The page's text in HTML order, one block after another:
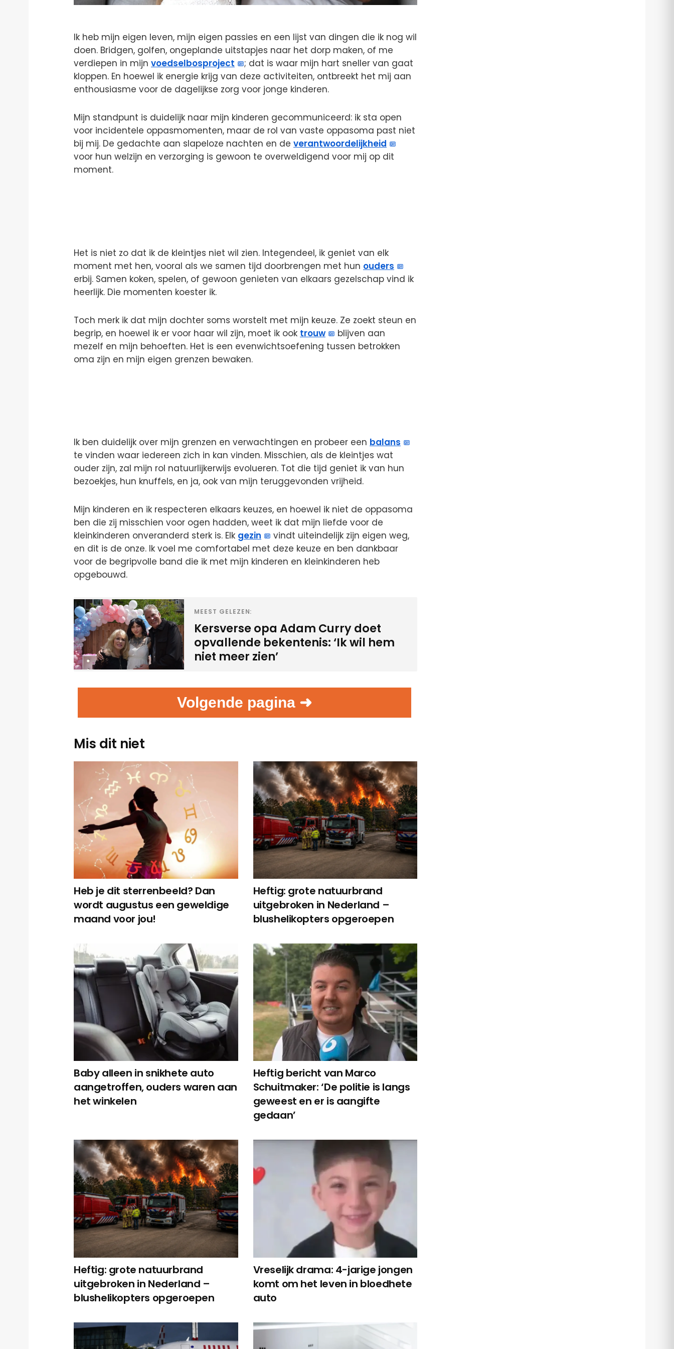
Ik heb mijn eigen leven, mijn eigen passies en een lijst van dingen die ik nog wil
doen. Bridgen, golfen, ongeplande uitstapjes naar het dorp maken, of me
verdiepen in mijn voedselbosproject
; dat is waar mijn hart sneller van gaat
kloppen. En hoewel ik energie krijg van deze activiteiten, ontbreekt het mij aan
enthousiasme voor de dagelijkse zorg voor jonge kinderen.
Mijn standpunt is duidelijk naar mijn kinderen gecommuniceerd: ik sta open
voor incidentele oppasmomenten, maar de rol van vaste oppasoma past niet
bij mij. De gedachte aan slapeloze nachten en de verantwoordelijkheid
voor hun welzijn en verzorging is gewoon te overweldigend voor mij op dit
moment.
Het is niet zo dat ik de kleintjes niet wil zien. Integendeel, ik geniet van elk
moment met hen, vooral als we samen tijd doorbrengen met hun ouders
erbij. Samen koken, spelen, of gewoon genieten van elkaars gezelschap vind ik
heerlijk. Die momenten koester ik.
Toch merk ik dat mijn dochter soms worstelt met mijn keuze. Ze zoekt steun en
begrip, en hoewel ik er voor haar wil zijn, moet ik ook trouw
blijven aan
mezelf en mijn behoeften. Het is een evenwichtsoefening tussen betrokken
oma zijn en mijn eigen grenzen bewaken.
Ik ben duidelijk over mijn grenzen en verwachtingen en probeer een balans
te vinden waar iedereen zich in kan vinden. Misschien, als de kleintjes wat
ouder zijn, zal mijn rol natuurlijkerwijs evolueren. Tot die tijd geniet ik van hun
bezoekjes, hun knuffels, en ja, ook van mijn teruggevonden vrijheid.
Mijn kinderen en ik respecteren elkaars keuzes, en hoewel ik niet de oppasoma
ben die zij misschien voor ogen hadden, weet ik dat mijn liefde voor de
kleinkinderen onveranderd sterk is. Elk gezin
vindt uiteindelijk zijn eigen weg,
en dit is de onze. Ik voel me comfortabel met deze keuze en ben dankbaar
voor de begripvolle band die ik met mijn kinderen en kleinkinderen heb
opgebouwd.
MEEST GELEZEN:
Kersverse opa Adam Curry doet
opvallende bekentenis: ‘Ik wil hem
niet meer zien’
Volgende pagina ➜
Mis dit niet
Heb je dit sterrenbeeld? Dan
wordt augustus een geweldige
maand voor jou!
Heftig: grote natuurbrand
uitgebroken in Nederland –
blushelikopters opgeroepen
Baby alleen in snikhete auto
aangetroffen, ouders waren aan
het winkelen
Heftig bericht van Marco
Schuitmaker: ‘De politie is langs
geweest en er is aangifte
gedaan’
Heftig: grote natuurbrand
uitgebroken in Nederland –
blushelikopters opgeroepen
Vreselijk drama: 4-jarige jongen
komt om het leven in bloedhete
auto